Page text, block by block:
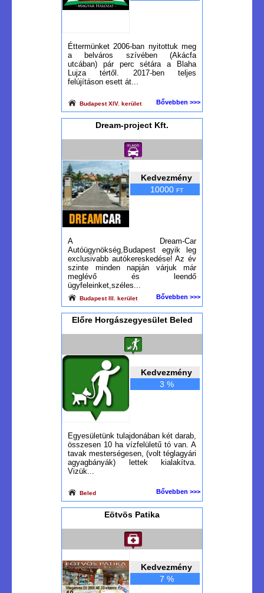
Éttermünket 2006-ban nyitottuk meg
a belváros szívében (Akácfa
utcában) pár perc sétára a Blaha
Lujza tértől. 2017-ben teljes
felújításon esett át...
Budapest XIV. kerület Bővebben >>>
Dream-project Kft.
Kedvezmény
10000 FT
A Dream-Car
Autóügynökség,Budapest egyik leg
exclusivabb autókereskedése! Az év
szinte minden napján várjuk már
meglévő és leendő
ügyfeleinket,széles...
Budapest III. kerület Bővebben >>>
Előre Horgászegyesület Beled
Kedvezmény
3 %
Egyesületünk tulajdonában két darab,
összesen 10 ha vízfelületű tó van. A
tavak mesterségesen, (volt téglagyári
agyagbányák) lettek kialakítva.
Vizük...
Beled Bővebben >>>
Eötvös Patika
Kedvezmény
7 %